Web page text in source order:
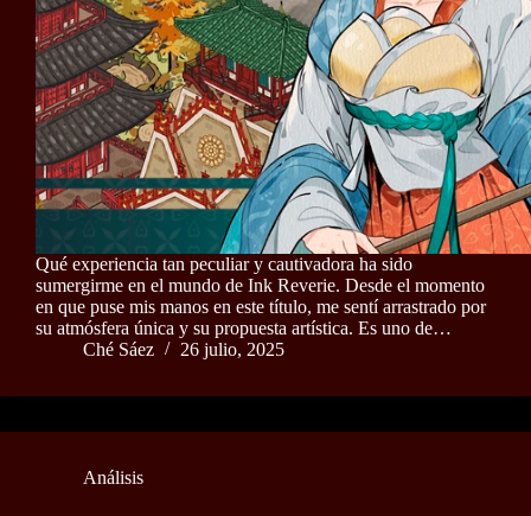
Qué experiencia tan peculiar y cautivadora ha sido
sumergirme en el mundo de Ink Reverie. Desde el momento
en que puse mis manos en este título, me sentí arrastrado por
su atmósfera única y su propuesta artística. Es uno de…
Ché Sáez
26 julio, 2025
Análisis